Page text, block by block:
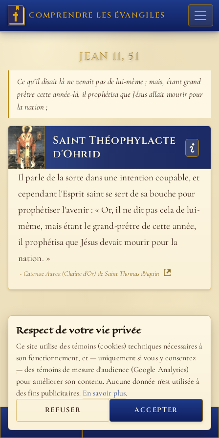
COMPRENDRE LES ÉVANGILES
JEAN 11, 51
Ce qu’il disait là ne venait pas de lui-même ; mais, étant grand
prêtre cette année-là, il prophétisa que Jésus allait mourir pour
la nation ;
Saint Théophylacte
d'Ohrid
Il parle de la sorte dans une intention coupable, et
cependant l'Esprit saint se sert de sa bouche pour
prophétiser l'avenir : « Or, il ne dit pas cela de lui-
même, mais étant le grand-prêtre de cette année,
il prophétisa que Jésus devait mourir pour la
nation. »
- Catenae Aurea (Chaîne d'Or) de Saint Thomas d'Aquin
FERMER PROCHAIN VERSET
Respect de votre vie privée
Ce site utilise des témoins (cookies) techniques nécessaires à
son fonctionnement, et — uniquement si vous y consentez
— des témoins de mesure d'audience (Google Analytics)
pour améliorer son contenu. Aucune donnée n'est utilisée à
des fins publicitaires. En savoir plus.
REFUSER ACCEPTER